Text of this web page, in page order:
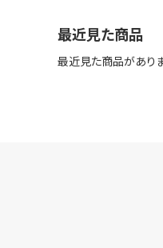
最近見た商品
最近見た商品がありま